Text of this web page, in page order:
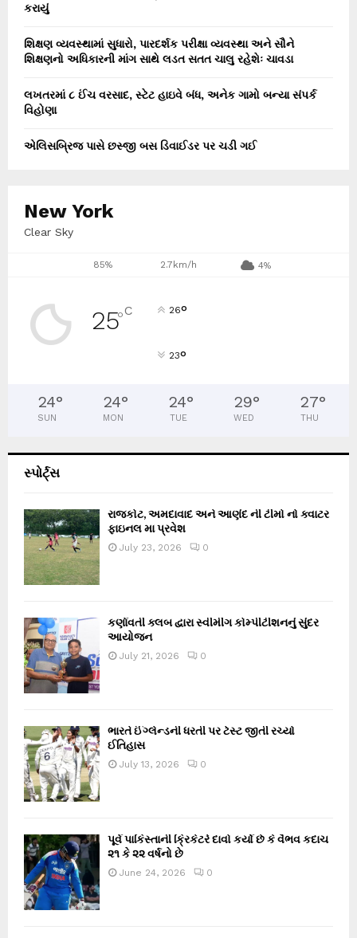
કરાયું
શિક્ષણ વ્યવસ્થામાં સુધારો, પારદર્શક પરીક્ષા વ્યવસ્થા અને સૌને
શિક્ષણનો અધિકારની માંગ સાથે લડત સતત ચાલુ રહેશેઃ ચાવડા
લખતરમાં ૮ ઈંચ વરસાદ, સ્ટેટ હાઇવે બંધ, અનેક ગામો બન્યા સંપર્ક
વિહોણા
એલિસબ્રિજ પાસે છસ્જી બસ ડિવાઈડર પર ચડી ગઈ
New York
Clear Sky
85% 2.7km/h 4%
25°C 26°
23°
24°
SUN
24°
MON
24°
TUE
29°
WED
27°
THU
સ્પોર્ટ્સ
રાજકોટ, અમદાવાદ અને આણંદ ની ટીમો નો ક્વાટર
ફાઇનલ મા પ્રવેશ
July 23, 2026 0
કર્ણાવતી ક્લબ દ્વારા સ્વીમીંગ કોમ્પીટીશનનું સુંદર
આયોજન
July 21, 2026 0
ભારતે ઈંગ્લેન્ડની ધરતી પર ટેસ્ટ જીતી રચ્યો
ઈતિહાસ
July 13, 2026 0
પૂર્વ પાકિસ્તાની ક્રિકેટરે દાવો કર્યો છે કે વૈભવ કદાચ
૨૧ કે ૨૨ વર્ષનો છે
June 24, 2026 0